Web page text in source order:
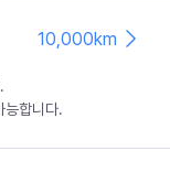
10,000km
합니다.